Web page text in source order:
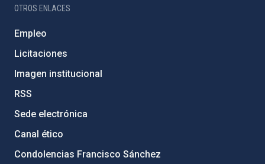
OTROS ENLACES
Empleo
Licitaciones
Imagen institucional
RSS
Sede electrónica
Canal ético
Condolencias Francisco Sánchez